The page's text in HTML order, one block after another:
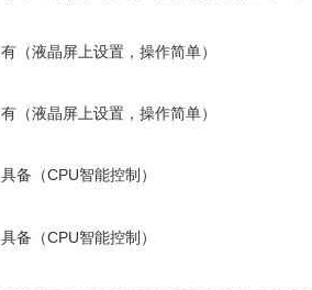
有（液晶屏上设置，操作简单）
有（液晶屏上设置，操作简单）
具备（CPU智能控制）
具备（CPU智能控制）